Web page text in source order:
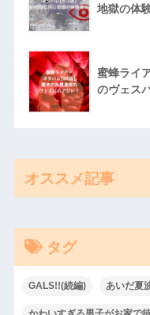
地獄の体
蜜蜂ライ
のヴェス
オススメ記事
タグ
GALS!!(続編) あいだ夏